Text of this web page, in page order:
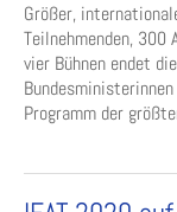
Größer,
Teilnehmenden, 300
vier Bühnen endet
Programm der